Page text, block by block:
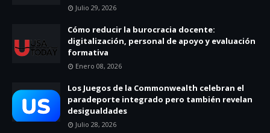
Julio 29, 2026
Cómo reducir la burocracia docente:
digitalización, personal de apoyo y evaluación
formativa
Enero 08, 2026
Los Juegos de la Commonwealth celebran el
paradeporte integrado pero también revelan
desigualdades
Julio 28, 2026